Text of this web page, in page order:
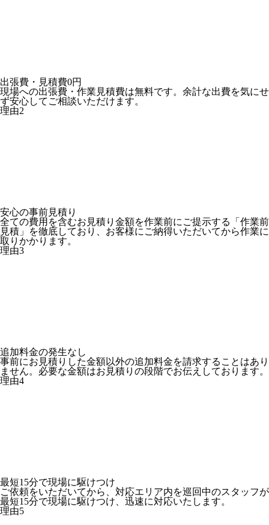
出張費・見積費0円
現場への出張費・作業見積費は無料です。余計な出費を気にせ
ず安心してご相談いただけます。
理由2
安心の事前見積り
全ての費用を含むお見積り金額を作業前にご提示する「作業前
見積」を徹底しており、お客様にご納得いただいてから作業に
取りかかります。
理由3
追加料金の発生なし
事前にお見積りした金額以外の追加料金を請求することはあり
ません。必要な金額はお見積りの段階でお伝えしております。
理由4
最短15分で現場に駆けつけ
ご依頼をいただいてから、対応エリア内を巡回中のスタッフが
最短15分で現場に駆けつけ、迅速に対応いたします。
理由5